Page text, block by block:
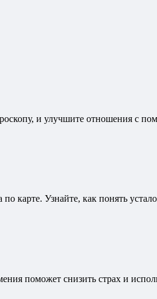
и улучшите отношения с
карте. Узнайте, как понять
поможет снизить страх и